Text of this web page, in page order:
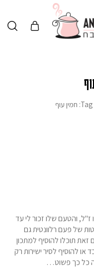
Tag: חמין עוף
והטעם שלו זכור לי עד
של פעם רלוונטית גם
זאת תוכלו להוסיף למתכון
להוסיף לסיר ישירות רק
כל כך פשוט…